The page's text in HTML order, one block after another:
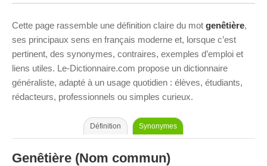
Cette page rassemble une définition claire du mot genêtière,
ses principaux sens en français moderne et, lorsque c’est
pertinent, des synonymes, contraires, exemples d’emploi et
liens utiles. Le-Dictionnaire.com propose un dictionnaire
généraliste, adapté à un usage quotidien : élèves, étudiants,
rédacteurs, professionnels ou simples curieux.
Définition Synonymes
Genêtière (Nom commun)